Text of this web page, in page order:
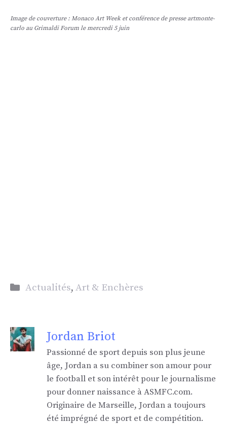
Image de couverture : Monaco Art Week et conférence de presse artmonte-
carlo au Grimaldi Forum le mercredi 5 juin
Catégories
Actualités,Art & Enchères
Jordan Briot
Passionné de sport depuis son plus jeune
âge, Jordan a su combiner son amour pour
le football et son intérêt pour le journalisme
pour donner naissance à ASMFC.com.
Originaire de Marseille, Jordan a toujours
été imprégné de sport et de compétition.